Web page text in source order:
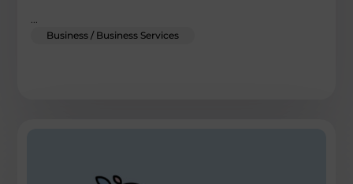
Business / Business Services